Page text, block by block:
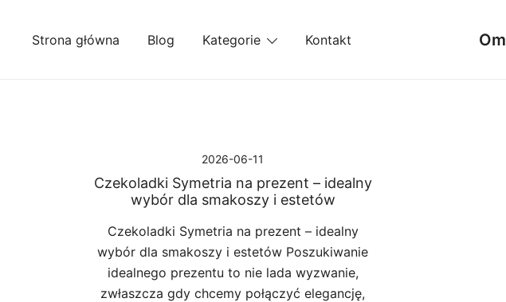
Strona główna Blog Kategorie Kontakt
2026-06-11
Czekoladki Symetria na prezent – idealny
wybór dla smakoszy i estetów
Czekoladki Symetria na prezent – idealny
wybór dla smakoszy i estetów Poszukiwanie
idealnego prezentu to nie lada wyzwanie,
zwłaszcza gdy chcemy połączyć elegancję,